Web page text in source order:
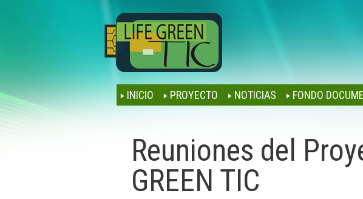
INICIO PROYECTO NOTICIAS FONDO
Reuniones del
GREEN TIC